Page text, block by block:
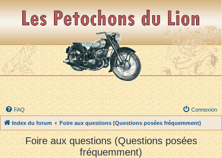
FAQ Connexion
Index du forum Foire aux questions (Questions posées fréquemment)
Foire aux questions (Questions posées
fréquemment)